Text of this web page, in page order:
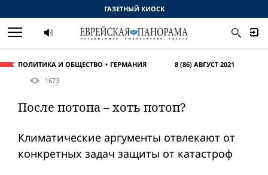
ПОЛИТИКА И ОБЩЕСТВО ГЕРМАНИЯ
8 (86) АВГУСТ 2021
1673
После потопа – хоть потоп?
Климатические аргументы отвлекают от
конкретных задач защиты от катастроф
ГАЗЕТНЫЙ КИОСК